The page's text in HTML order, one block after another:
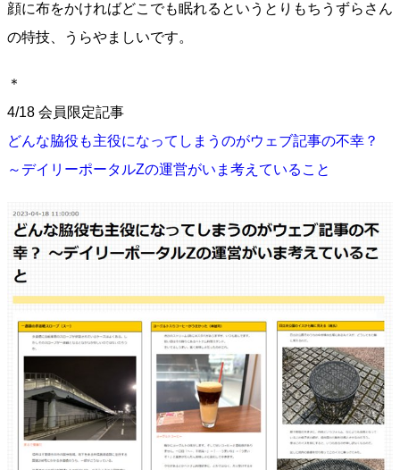
顔に布をかければどこでも眠れるというとりもちうずらさん
の特技、うらやましいです。
＊
4/18 会員限定記事
どんな脇役も主役になってしまうのがウェブ記事の不幸？
～デイリーポータルZの運営がいま考えていること